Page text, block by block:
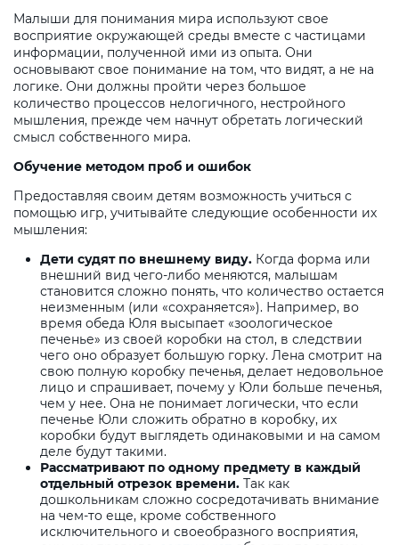
Малыши для понимания мира используют свое
восприятие окружающей среды вместе с частицами
информации, полученной ими из опыта. Они
основывают свое понимание на том, что видят, а не на
логике. Они должны пройти через большое
количество процессов нелогичного, нестройного
мышления, прежде чем начнут обретать логический
смысл собственного мира.
Обучение методом проб и ошибок
Предоставляя своим детям возможность учиться с
помощью игр, учитывайте следующие особенности их
мышления:
Дети судят по внешнему виду. Когда форма или
внешний вид чего-либо меняются, малышам
становится сложно понять, что количество остается
неизменным (или «сохраняется»). Например, во
время обеда Юля высыпает «зоологическое
печенье» из своей коробки на стол, в следствии
чего оно образует большую горку. Лена смотрит на
свою полную коробку печенья, делает недовольное
лицо и спрашивает, почему у Юли больше печенья,
чем у нее. Она не понимает логически, что если
печенье Юли сложить обратно в коробку, их
коробки будут выглядеть одинаковыми и на самом
деле будут такими.
Рассматривают по одному предмету в каждый
отдельный отрезок времени. Так как
дошкольникам сложно сосредотачивать внимание
на чем-то еще, кроме собственного
исключительного и своеобразного восприятия,